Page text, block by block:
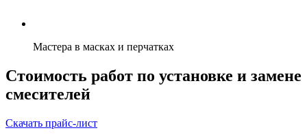
Мастера в масках и перчатках
Стоимость работ по установке и замене
смесителей
Скачать прайс-лист